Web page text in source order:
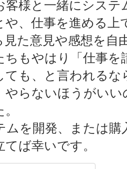
客様と一緒にシス
や、仕事を進める上
見た意見や感想を自
ちもやはり「仕事を
ても、と言われる
やらないほうがい
ムを開発、または
ば幸いです。